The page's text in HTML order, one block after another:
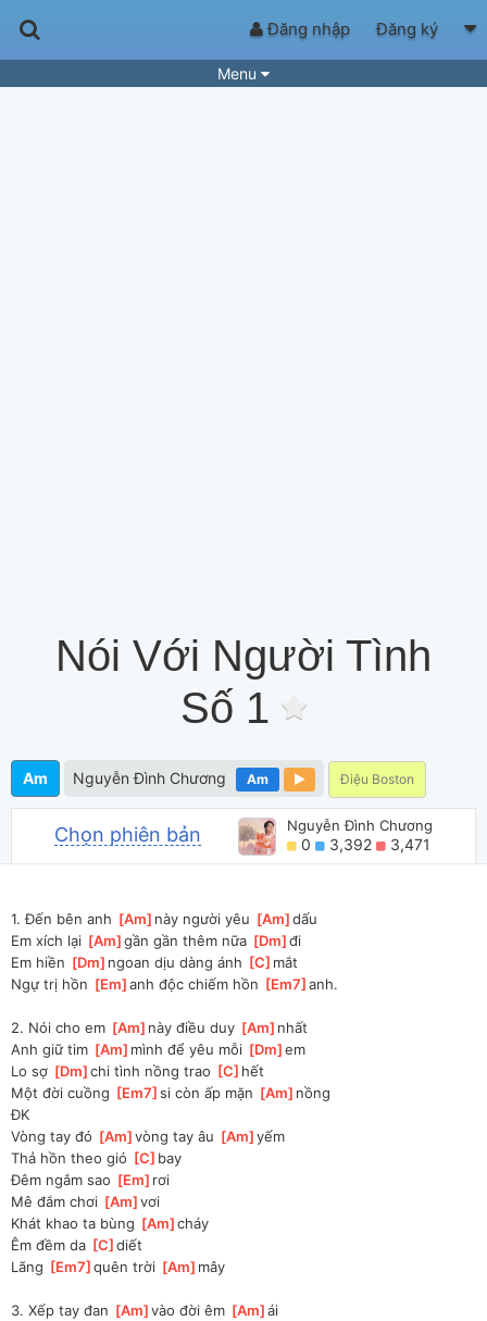
Đăng nhập Đăng ký
Menu
Nói Với Người Tình
Số 1
Am Nguyễn Đình Chương Am Điệu Boston
Chọn phiên bản Nguyễn Đình Chương
0 3,392 3,471
1. Đến bên anh [Am ]này người yêu [Am ]
dấu
Em xích lại [Am ]
gần gần thêm nữa [Dm ]
đi
Em hiền [Dm ]ngoan dịu dàng ánh [C ]mắt
Ngự trị hồn [Em ]
anh độc chiếm hồn [Em7 ]
anh.
2. Nói cho em [Am ]này điều duy [Am ]nhất
Anh giữ tim [Am ]mình để yêu mỗi [Dm ]
em
Lo sợ [Dm ]
chi tình nồng trao [C ]hết
Một đời cuồng [Em7 ]
si còn ấp mặn [Am ]nồng
ĐK
Vòng tay đó [Am ]
vòng tay âu [Am ]
yếm
Thả hồn theo gió [C ]bay
Đêm ngắm sao [Em ]rơi
Mê đắm chơi [Am ]
vơi
Khát khao ta bùng [Am ]
cháy
Êm đềm da [C ]
diết
Lãng [Em7 ]
quên trời [Am ]mây
3. Xếp tay đan [Am ]
vào đời êm [Am ]
ái